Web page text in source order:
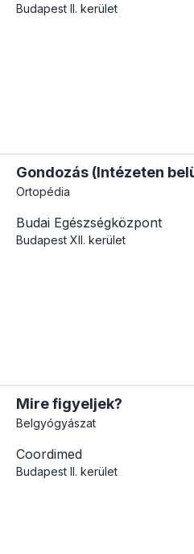
Budapest II. kerület
Gondozás (Intézeten
Ortopédia
Budai Egészségközpont
Budapest XII. kerület
Mire figyeljek?
Belgyógyászat
Coordimed
Budapest II. kerület